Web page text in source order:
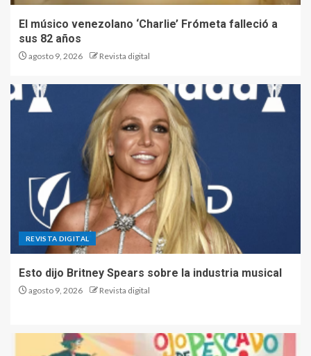
El músico venezolano ‘Charlie’ Frómeta falleció a
sus 82 años
agosto 9, 2026 Revista digital
REVISTA DIGITAL
Esto dijo Britney Spears sobre la industria musical
agosto 9, 2026 Revista digital